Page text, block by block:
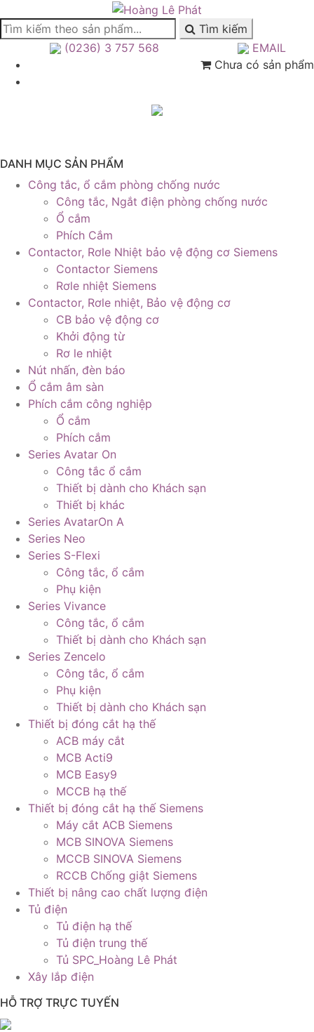
Tìm kiếm
(0236) 3 757 568
EMAIL
Chưa có sản phẩm
DANH MỤC SẢN PHẨM
Công tắc, ổ cắm phòng chống nước
Công tắc, Ngắt điện phòng chống nước
Ổ cắm
Phích Cắm
Contactor, Rơle Nhiệt bảo vệ động cơ Siemens
Contactor Siemens
Rơle nhiệt Siemens
Contactor, Rơle nhiệt, Bảo vệ động cơ
CB bảo vệ động cơ
Khởi động từ
Rơ le nhiệt
Nút nhấn, đèn báo
Ổ cắm âm sàn
Phích cắm công nghiệp
Ổ cắm
Phích cắm
Series Avatar On
Công tắc ổ cắm
Thiết bị dành cho Khách sạn
Thiết bị khác
Series AvatarOn A
Series Neo
Series S-Flexi
Công tắc, ổ cắm
Phụ kiện
Series Vivance
Công tắc, ổ cắm
Thiết bị dành cho Khách sạn
Series Zencelo
Công tắc, ổ cắm
Phụ kiện
Thiết bị dành cho Khách sạn
Thiết bị đóng cắt hạ thế
ACB máy cắt
MCB Acti9
MCB Easy9
MCCB hạ thế
Thiết bị đóng cắt hạ thế Siemens
Máy cắt ACB Siemens
MCB SINOVA Siemens
MCCB SINOVA Siemens
RCCB Chống giật Siemens
Thiết bị nâng cao chất lượng điện
Tủ điện
Tủ điện hạ thế
Tủ điện trung thế
Tủ SPC_Hoàng Lê Phát
Xây lắp điện
HỖ TRỢ TRỰC TUYẾN